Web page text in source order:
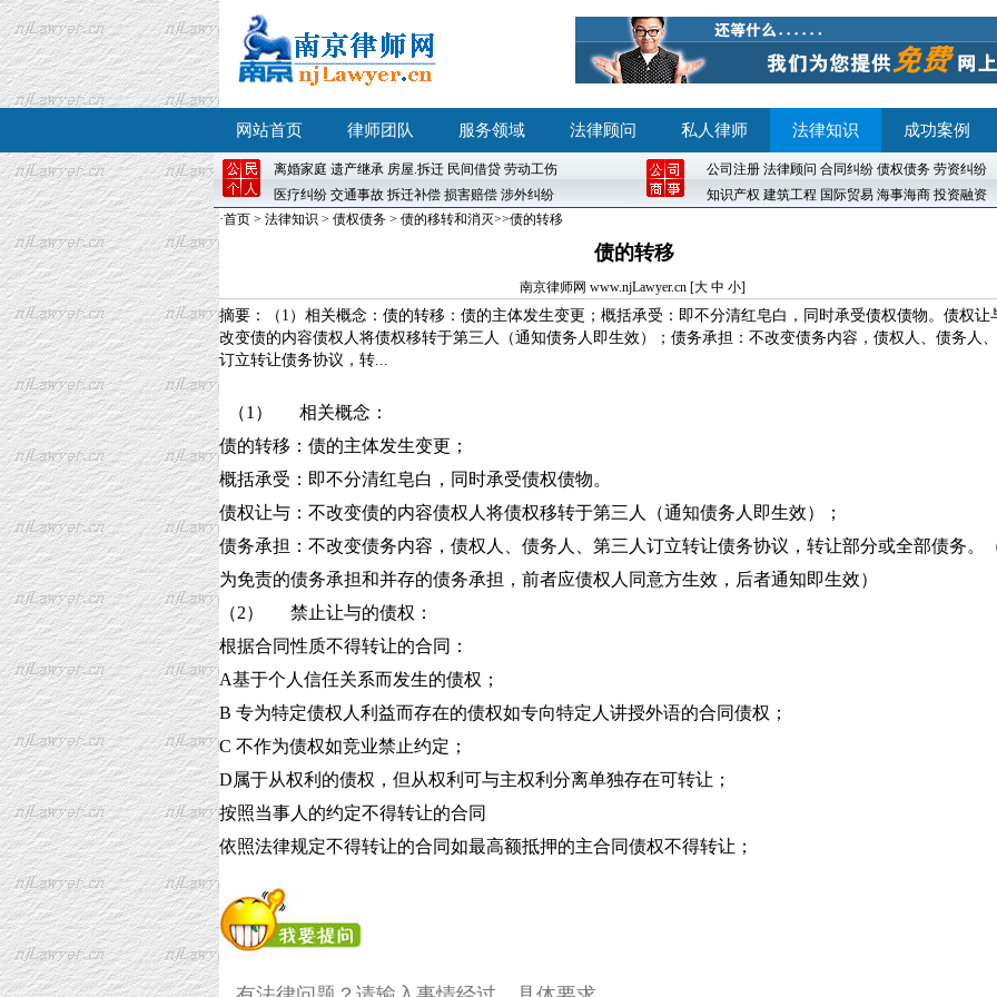
网站首页 律师团队 服务领域 法律顾问 私人律师 法律知识 成功案例
离婚家庭 遗产继承 房屋.拆迁 民间借贷 劳动工伤 公司注册 法律顾问 合同纠纷 债权债务 劳资纠纷
医疗纠纷 交通事故 拆迁补偿 损害赔偿 涉外纠纷 知识产权 建筑工程 国际贸易 海事海商 投资融资
·首页 > 法律知识 > 债权债务 > 债的移转和消灭>>债的转移
债的转移
南京律师网 www.njLawyer.cn [大 中 小]
摘要：（1）相关概念：债的转移：债的主体发生变更；概括承受：即不分清红皂白，同时承受债权债物。债权让
改变债的内容债权人将债权移转于第三人（通知债务人即生效）；债务承担：不改变债务内容，债权人、债务人
订立转让债务协议，转...
（1） 相关概念：
债的转移：债的主体发生变更；
概括承受：即不分清红皂白，同时承受债权债物。
债权让与：不改变债的内容债权人将债权移转于第三人（通知债务人即生效）；
债务承担：不改变债务内容，债权人、债务人、第三人订立转让债务协议，转让部分或全部债务。
为免责的债务承担和并存的债务承担，前者应债权人同意方生效，后者通知即生效）
（2） 禁止让与的债权：
根据合同性质不得转让的合同：
A基于个人信任关系而发生的债权；
B 专为特定债权人利益而存在的债权如专向特定人讲授外语的合同债权；
C 不作为债权如竞业禁止约定；
D属于从权利的债权，但从权利可与主权利分离单独存在可转让；
按照当事人的约定不得转让的合同
依照法律规定不得转让的合同如最高额抵押的主合同债权不得转让；